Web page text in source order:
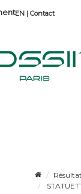
Contact
Résultat